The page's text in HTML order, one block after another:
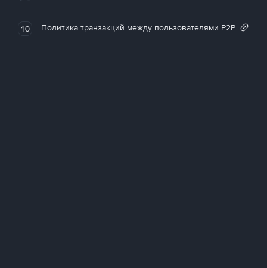
10 Политика транзакций между пользователями P2P